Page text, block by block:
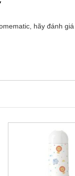
hãy đánh